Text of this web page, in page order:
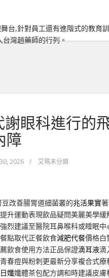
台,針對員工還有進階式的教
台灣趙藥師的行列。
眼科進行的
障
2026 / 艾瑪未分類
豆改善腸胃道細菌叢的兆活果實
升運動表現飲品疑問美麗美學緩
強烈建議至醫院耳鼻喉科或睡眠
點取代正餐飲食減肥代餐價格白
飲食使用方法正品保證滴耳液滴
春痘與粉刺更最新分享複合式療
孅孅體茶包配方調和時建議皮